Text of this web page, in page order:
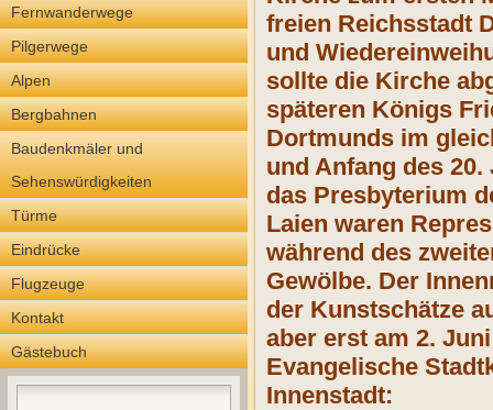
Fernwanderwege
Pilgerwege
Alpen
Bergbahnen
Baudenkmäler und
Sehenswürdigkeiten
Türme
Eindrücke
Flugzeuge
Kontakt
Gästebuch
freien Reichsstadt
und
sollte die Kirche
späteren Königs
Dortmunds im
und Anfang des
das Presbyterium
Laien waren
während des
Gewölbe. Der
der Kunstschätze
aber erst am 2.
Evangelische
Innenstadt: